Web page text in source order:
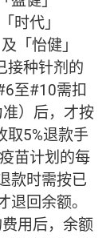
时代」
「怡健」
接种针剂的
至#10需扣
）后，才按
取5%退款手
苗计划的每
款时需按已
回余额。
用后，余额